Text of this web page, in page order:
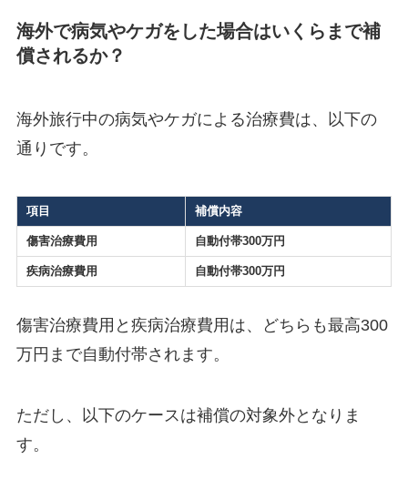
海外で病気やケガをした場合はいくらまで補
償されるか？
海外旅行中の病気やケガによる治療費は、以下の
通りです。
項目 補償内容
傷害治療費用 自動付帯300万円
疾病治療費用 自動付帯300万円
傷害治療費用と疾病治療費用は、どちらも最高300
万円まで自動付帯されます。
ただし、以下のケースは補償の対象外となりま
す。